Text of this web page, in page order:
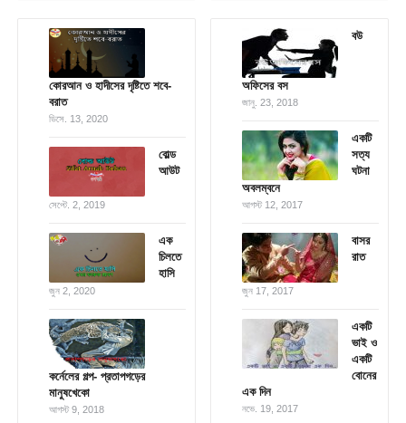
কোরআন ও হাদীসের দৃষ্টিতে শবে-
বরাত
ডিসে. 13, 2020
বোল্ড
আউট
সেপ্টে. 2, 2019
এক
চিলতে
হাসি
জুন 2, 2020
কর্নেলের গল্প- প্রতাপগড়ের
মানুষখেকো
আগস্ট 9, 2018
বউ
অফিসের বস
জানু. 23, 2018
একটি
সত্য
ঘটনা
অবলম্বনে
আগস্ট 12, 2017
বাসর
রাত
জুন 17, 2017
একটি
ভাই ও
একটি
বোনের
এক দিন
নভে. 19, 2017